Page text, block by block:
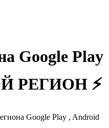
Google Play
РЕГИОН ⚡️
Google Play , Android